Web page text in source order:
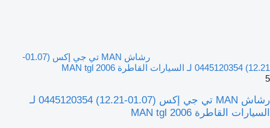
رشاش MAN تي جي إكس (01.07-
12.21) 0445120354 لـ السيارات القاطرة MAN tgl 2006
5
رشاش MAN تي جي إكس (01.07-12.21) 0445120354 لـ
السيارات القاطرة MAN tgl 2006